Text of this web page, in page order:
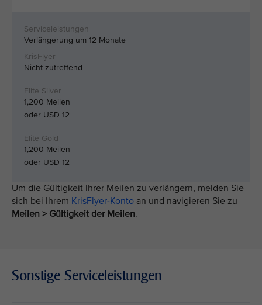
Verlängerung um 12 Monate
Nicht zutreffend
1,200 Meilen
oder USD 12
1,200 Meilen
oder USD 12
Um die Gültigkeit Ihrer Meilen zu verlängern, melden Sie
sich bei Ihrem KrisFlyer-Konto an und navigieren Sie zu
Meilen > Gültigkeit der Meilen.
Sonstige Serviceleistungen